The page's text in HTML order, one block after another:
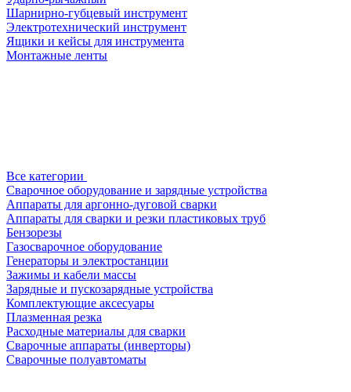
Шарнирно-губцевый инструмент
Электротехнический инструмент
Ящики и кейсы для инструмента
Монтажные ленты
Все категории
Сварочное оборудование и зарядные устройства
Аппараты для аргонно-дуговой сварки
Аппараты для сварки и резки пластиковых труб
Бензорезы
Газосварочное оборудование
Генераторы и электростанции
Зажимы и кабели массы
Зарядные и пускозарядные устройства
Комплектующие аксесуары
Плазменная резка
Расходные материалы для сварки
Сварочные аппараты (инверторы)
Сварочные полуавтоматы